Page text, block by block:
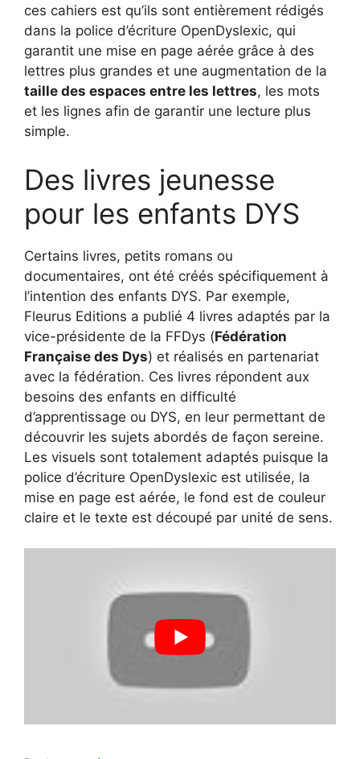
ces cahiers est qu’ils sont entièrement rédigés
dans la police d’écriture OpenDyslexic, qui
garantit une mise en page aérée grâce à des
lettres plus grandes et une augmentation de la
taille des espaces entre les lettres, les mots
et les lignes afin de garantir une lecture plus
simple.
Des livres jeunesse
pour les enfants DYS
Certains livres, petits romans ou
documentaires, ont été créés spécifiquement à
l’intention des enfants DYS. Par exemple,
Fleurus Editions a publié 4 livres adaptés par la
vice-présidente de la FFDys (Fédération
Française des Dys) et réalisés en partenariat
avec la fédération. Ces livres répondent aux
besoins des enfants en difficulté
d’apprentissage ou DYS, en leur permettant de
découvrir les sujets abordés de façon sereine.
Les visuels sont totalement adaptés puisque la
police d’écriture OpenDyslexic est utilisée, la
mise en page est aérée, le fond est de couleur
claire et le texte est découpé par unité de sens.